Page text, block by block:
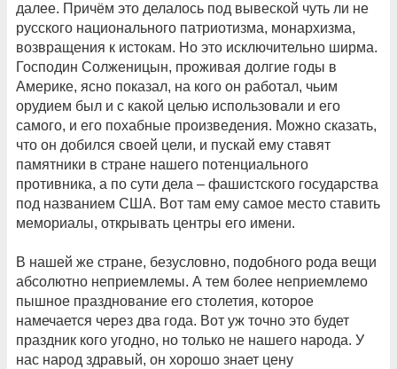
далее. Причём это делалось под вывеской чуть ли не
русского национального патриотизма, монархизма,
возвращения к истокам. Но это исключительно ширма.
Господин Солженицын, проживая долгие годы в
Америке, ясно показал, на кого он работал, чьим
орудием был и с какой целью использовали и его
самого, и его похабные произведения. Можно сказать,
что он добился своей цели, и пускай ему ставят
памятники в стране нашего потенциального
противника, а по сути дела – фашистского государства
под названием США. Вот там ему самое место ставить
мемориалы, открывать центры его имени.
В нашей же стране, безусловно, подобного рода вещи
абсолютно неприемлемы. А тем более неприемлемо
пышное празднование его столетия, которое
намечается через два года. Вот уж точно это будет
праздник кого угодно, но только не нашего народа. У
нас народ здравый, он хорошо знает цену